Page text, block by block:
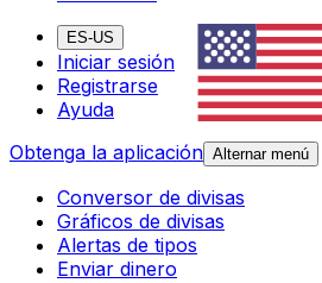
ES-US
Iniciar sesión
Registrarse
Ayuda
Obtenga la aplicación Alternar menú
Conversor de divisas
Gráficos de divisas
Alertas de tipos
Enviar dinero